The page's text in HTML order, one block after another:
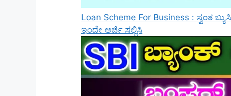
Loan Scheme For Business : ಸ್ವಂತ
ಇಂದೇ ಅರ್ಜಿ ಸಲ್ಲಿಸಿ